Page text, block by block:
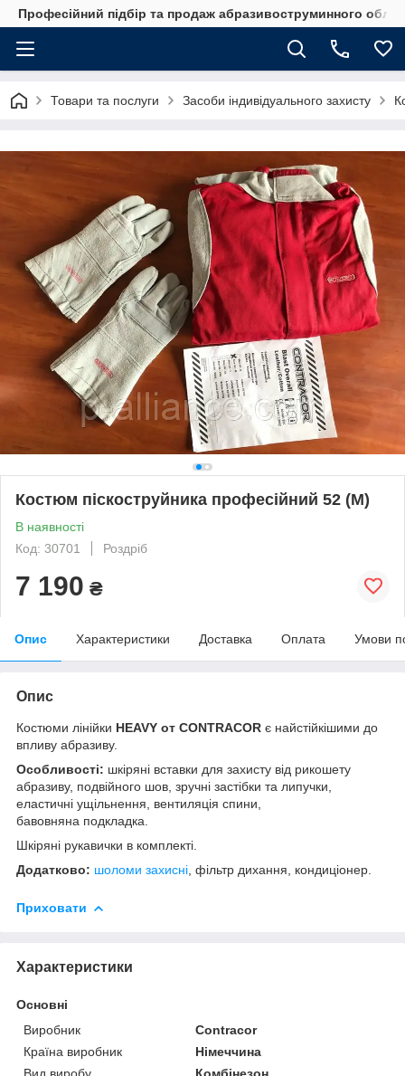
Професійний підбір та продаж абразивоструминного
Товари та послуги Засоби індивідуального захисту
Костюм піскоструйника професійний 52 (М)
В наявності
Код: 30701
Роздріб
7 190 ₴
Опис Характеристики Доставка Оплата Умови
Опис
Костюми лінійки HEAVY от CONTRACOR є найстійкішими до
впливу абразиву.
Особливості: шкіряні вставки для захисту від рикошету
абразиву, подвійного шов, зручні застібки та липучки,
еластичні ущільнення, вентиляція спини,
бавовняна подкладка.
Шкіряні рукавички в комплекті.
Додатково: шоломи захисні , фільтр дихання, кондиціонер.
Приховати
Характеристики
Основні
Виробник
Contracor
Країна виробник
Німеччина
Вид виробу
Комбінезон